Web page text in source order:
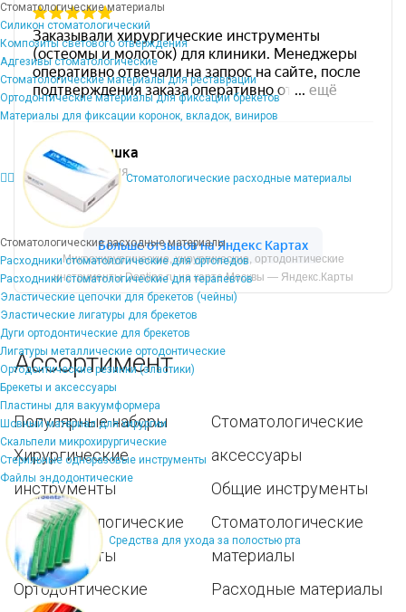
Стоматологические материалы
Силикон стоматологический
Композиты светового отверждения
Адгезивы стоматологические
Стоматологические материалы для реставрации
Ортодонтические материалы для фиксации брекетов
Материалы для фиксации коронок, вкладок, виниров
Стоматологические расходные материалы
Стоматологические расходные материалы
Расходники стоматологические для ортопедов
Расходники стоматологические для терапевтов
Эластические цепочки для брекетов (чейны)
Эластические лигатуры для брекетов
Дуги ортодонтические для брекетов
Лигатуры металлические ортодонтические
Ортодонтические резинки (эластики)
Брекеты и аксессуары
Пластины для вакуумформера
Шовный материал для хирургии
Скальпели микрохирургические
Стерильные одноразовые инструменты
Файлы эндодонтические
Средства для ухода за полостью рта
Микрохирургические, хирургические, ортодонтические
инструменты Dentins.ru на карте Москвы — Яндекс.Карты
Ассортимент
Популярные наборы
Хирургические
инструменты
Пародонтологические
инструменты
Ортодонтические
Стоматологические
аксессуары
Общие инструменты
Стоматологические
материалы
Расходные материалы